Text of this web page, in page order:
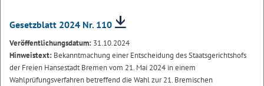
Gesetzblatt 2024 Nr. 110
Veröffentlichungsdatum: 31.10.2024
Hinweistext: Bekanntmachung einer Entscheidung des Staatsgerichtshofs
der Freien Hansestadt Bremen vom 21. Mai 2024 in einem
Wahlprüfungsverfahren betreffend die Wahl zur 21. Bremischen